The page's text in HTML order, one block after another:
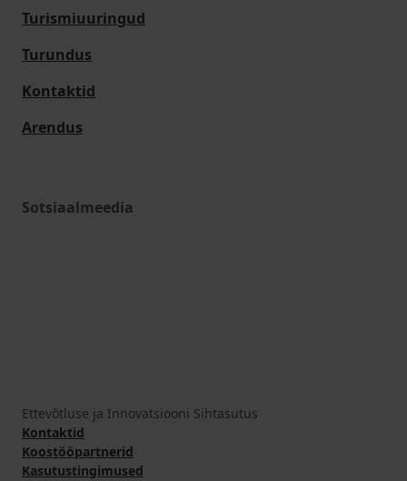
Turismiuuringud
Turundus
Kontaktid
Arendus
Sotsiaalmeedia
Ettevõtluse ja Innovatsiooni Sihtasutus
Kontaktid
Koostööpartnerid
Kasutustingimused